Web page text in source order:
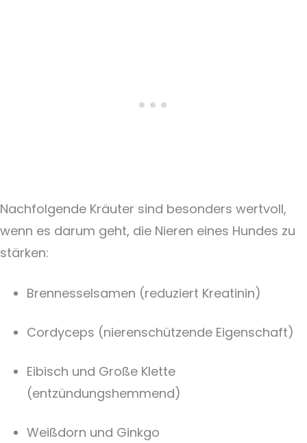
Nachfolgende Kräuter sind besonders wertvoll,
wenn es darum geht, die Nieren eines Hundes zu
stärken:
Brennesselsamen (reduziert Kreatinin)
Cordyceps (nierenschützende Eigenschaft)
Eibisch und Große Klette
(entzündungshemmend)
Weißdorn und Ginkgo